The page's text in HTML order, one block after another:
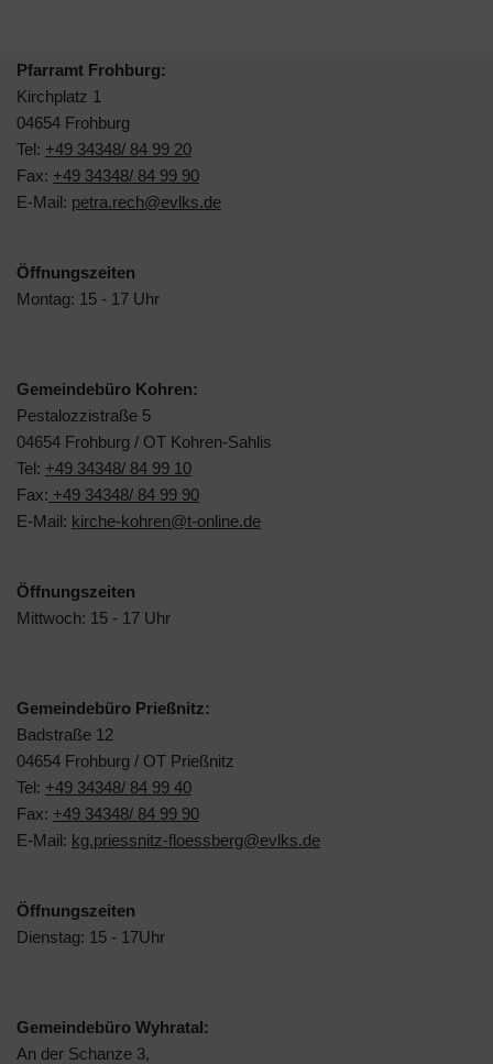
Pfarramt Frohburg:
Kirchplatz 1
04654 Frohburg
Tel: +49 34348/ 84 99 20
Fax: +49 34348/ 84 99 90
E-Mail: petra.rech@evlks.de
Öffnungszeiten
Montag: 15 - 17 Uhr
Gemeindebüro Kohren:
Pestalozzistraße 5
04654 Frohburg / OT Kohren-Sahlis
Tel: +49 34348/ 84 99 10
Fax: +49 34348/ 84 99 90
E-Mail: kirche-kohren@t-online.de
Öffnungszeiten
Mittwoch: 15 - 17 Uhr
Gemeindebüro Prießnitz:
Badstraße 12
04654 Frohburg / OT Prießnitz
Tel: +49 34348/ 84 99 40
Fax: +49 34348/ 84 99 90
E-Mail: kg.priessnitz-floessberg@evlks.de
Öffnungszeiten
Dienstag: 15 - 17Uhr
Gemeindebüro Wyhratal:
An der Schanze 3,